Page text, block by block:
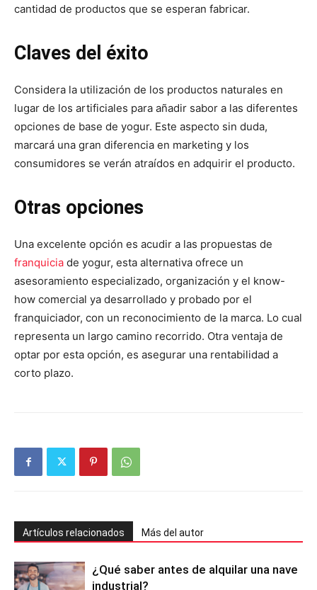
cantidad de productos que se esperan fabricar.
Claves del éxito
Considera la utilización de los productos naturales en
lugar de los artificiales para añadir sabor a las diferentes
opciones de base de yogur. Este aspecto sin duda,
marcará una gran diferencia en marketing y los
consumidores se verán atraídos en adquirir el producto.
Otras opciones
Una excelente opción es acudir a las propuestas de
franquicia de yogur, esta alternativa ofrece un
asesoramiento especializado, organización y el know-
how comercial ya desarrollado y probado por el
franquiciador, con un reconocimiento de la marca. Lo cual
representa un largo camino recorrido. Otra ventaja de
optar por esta opción, es asegurar una rentabilidad a
corto plazo.
Artículos relacionados Más del autor
¿Qué saber antes de alquilar una nave
industrial?